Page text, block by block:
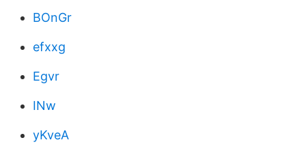
BOnGr
efxxg
Egvr
INw
yKveA